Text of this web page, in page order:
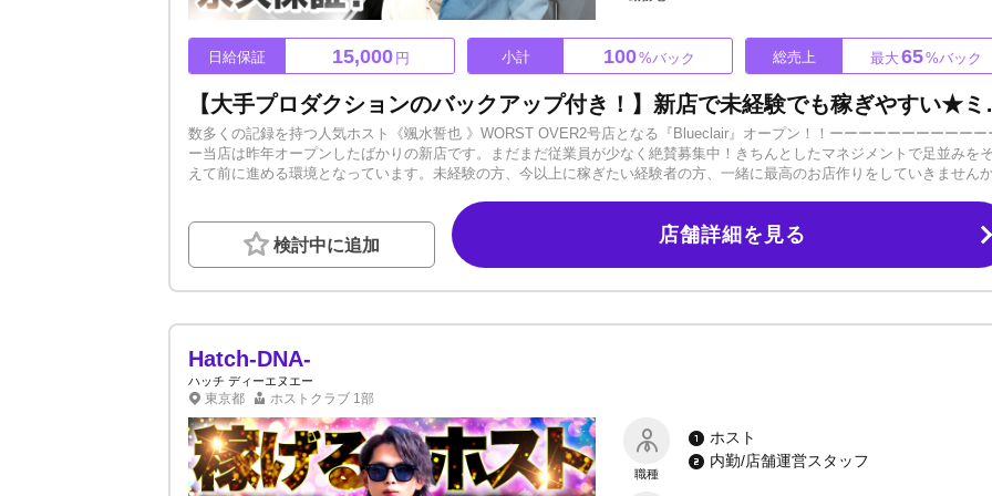
日給保証 15,000 円 小計 100%バック 総売上 最大65%バック
【大手プロダクシ
数多くの記録を持つ人気ホスト《颯水誓也 》WORST OVER2号店となる『Blueclair』オープン！！ーーーーーーーーーーー
ー当店は昨年オープンしたばかりの新店です。まだまだ従業員が少なく絶賛募集中！きちんとしたマネジメントで足並みを
えて前に進める環境となっています。未経験の方、今以上に稼ぎたい経験者の方、一緒に最高のお店作りをしていきません
ているお店では、上が多くチャンスの回数は少なくなっています。当店はフロントスタッフが新規のお客様をお席に配置し
います。そのため、偏ることがなく平等に席に回れるようになっています！《お酒が飲めなくてもOK！》ノンアル営業もち
ん大丈夫！そして新人を積極採用していてヘルプに着く回数が他店よりも少ないので、無理に飲むこともありません！●いじ
め、派閥一切なし●メディア/SNS戦略徹底●寮費初月無料●写真代無料●日払いOK！毎日がお給料日●お酒が飲めなくてもOK
の他待遇も充実しています。今なら日給15,000円永久保証！週休2日制で仕事も遊びも楽しめます！3時間営業で無理なく稼
す。
検討中に追加 店舗詳細を見る
Hatch-DNA-
ハッチ ディーエヌエー
東京都 ホストクラブ 1部
職種
ホスト
内勤/店舗運営スタッフ